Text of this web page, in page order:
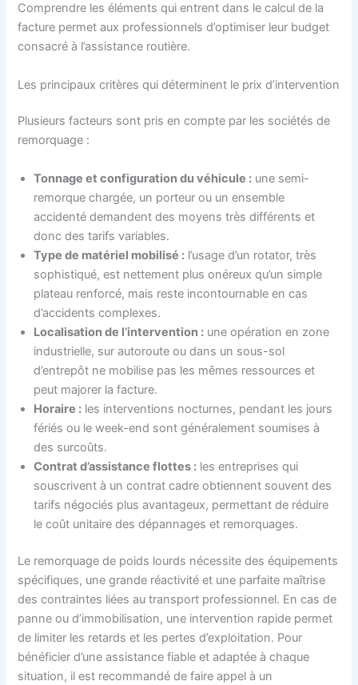
Comprendre les éléments qui entrent dans le calcul de la
facture permet aux professionnels d’optimiser leur budget
consacré à l’assistance routière.
Les principaux critères qui déterminent le prix d’intervention
Plusieurs facteurs sont pris en compte par les sociétés de
remorquage :
Tonnage et configuration du véhicule : une semi-
remorque chargée, un porteur ou un ensemble
accidenté demandent des moyens très différents et
donc des tarifs variables.
Type de matériel mobilisé : l’usage d’un rotator, très
sophistiqué, est nettement plus onéreux qu’un simple
plateau renforcé, mais reste incontournable en cas
d’accidents complexes.
Localisation de l’intervention : une opération en zone
industrielle, sur autoroute ou dans un sous-sol
d’entrepôt ne mobilise pas les mêmes ressources et
peut majorer la facture.
Horaire : les interventions nocturnes, pendant les jours
fériés ou le week-end sont généralement soumises à
des surcoûts.
Contrat d’assistance flottes : les entreprises qui
souscrivent à un contrat cadre obtiennent souvent des
tarifs négociés plus avantageux, permettant de réduire
le coût unitaire des dépannages et remorquages.
Le remorquage de poids lourds nécessite des équipements
spécifiques, une grande réactivité et une parfaite maîtrise
des contraintes liées au transport professionnel. En cas de
panne ou d’immobilisation, une intervention rapide permet
de limiter les retards et les pertes d’exploitation. Pour
bénéficier d’une assistance fiable et adaptée à chaque
situation, il est recommandé de faire appel à un